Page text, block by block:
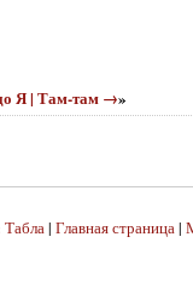
Я | Там-там →»
Табла| Главная страница|